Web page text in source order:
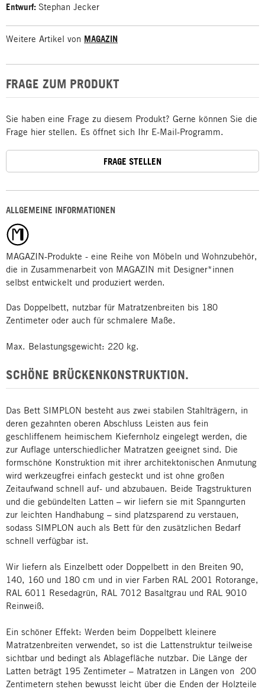
ALLGEMEINE INFORMATIONEN
MAGAZIN-Produkte - eine Reihe von Möbeln und Wohnzubehör,
die in Zusammenarbeit von MAGAZIN mit Designer*innen
selbst entwickelt und produziert werden.
Das Doppelbett, nutzbar für Matratzenbreiten bis 180
Zentimeter oder auch für schmalere Maße.
Max. Belastungsgewicht: 220 kg.
SCHÖNE BRÜCKENKONSTRUKTION.
Das Bett SIMPLON besteht aus zwei stabilen Stahlträgern, in
deren gezahnten oberen Abschluss Leisten aus fein
geschliffenem heimischem Kiefernholz eingelegt werden, die
zur Auflage unterschiedlicher Matratzen geeignet sind. Die
formschöne Konstruktion mit ihrer architektonischen Anmutung
wird werkzeugfrei einfach gesteckt und ist ohne großen
Zeitaufwand schnell auf- und abzubauen. Beide Tragstrukturen
und die gebündelten Latten – wir liefern sie mit Spanngurten
zur leichten Handhabung – sind platzsparend zu verstauen,
sodass SIMPLON auch als Bett für den zusätzlichen Bedarf
schnell verfügbar ist.
Wir liefern als Einzelbett oder Doppelbett in den Breiten 90,
140, 160 und 180 cm und in vier Farben RAL 2001 Rotorange,
RAL 6011 Resedagrün, RAL 7012 Basaltgrau und RAL 9010
Reinweiß.
Ein schöner Effekt: Werden beim Doppelbett kleinere
Matratzenbreiten verwendet, so ist die Lattenstruktur teilweise
sichtbar und bedingt als Ablagefläche nutzbar. Die Länge der
Latten beträgt 195 Zentimeter – Matratzen in Längen von 200
Zentimetern stehen bewusst leicht über die Enden der Holzteile
Entwurf: Stephan Jecker
Weitere Artikel von MAGAZIN
FRAGE ZUM PRODUKT
Sie haben eine Frage zu diesem Produkt? Gerne können Sie die
Frage hier stellen. Es öffnet sich Ihr E-Mail-Programm.
FRAGE STELLEN